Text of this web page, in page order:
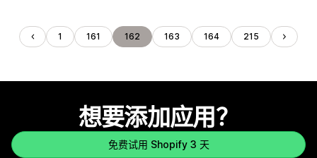
1 161 162 163 164 215
想要添加应用？
免费试用 Shopify 3 天